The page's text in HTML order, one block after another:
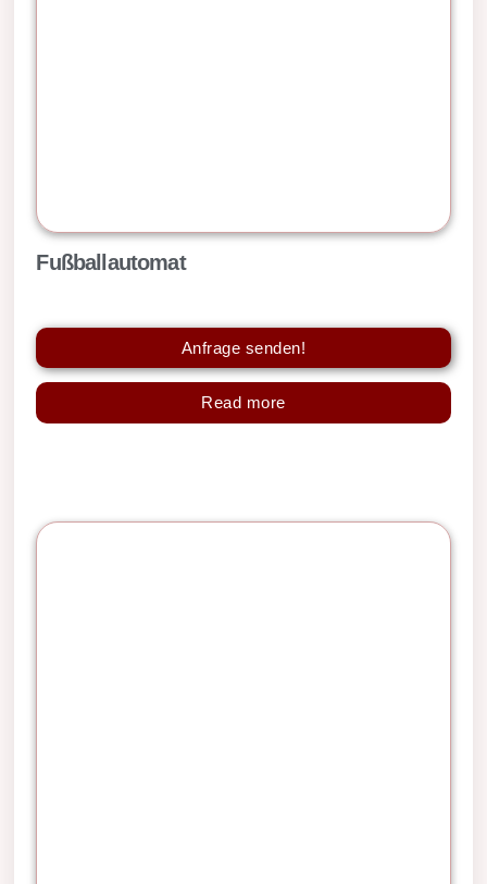
Fußballautomat
Anfrage senden!
Read more